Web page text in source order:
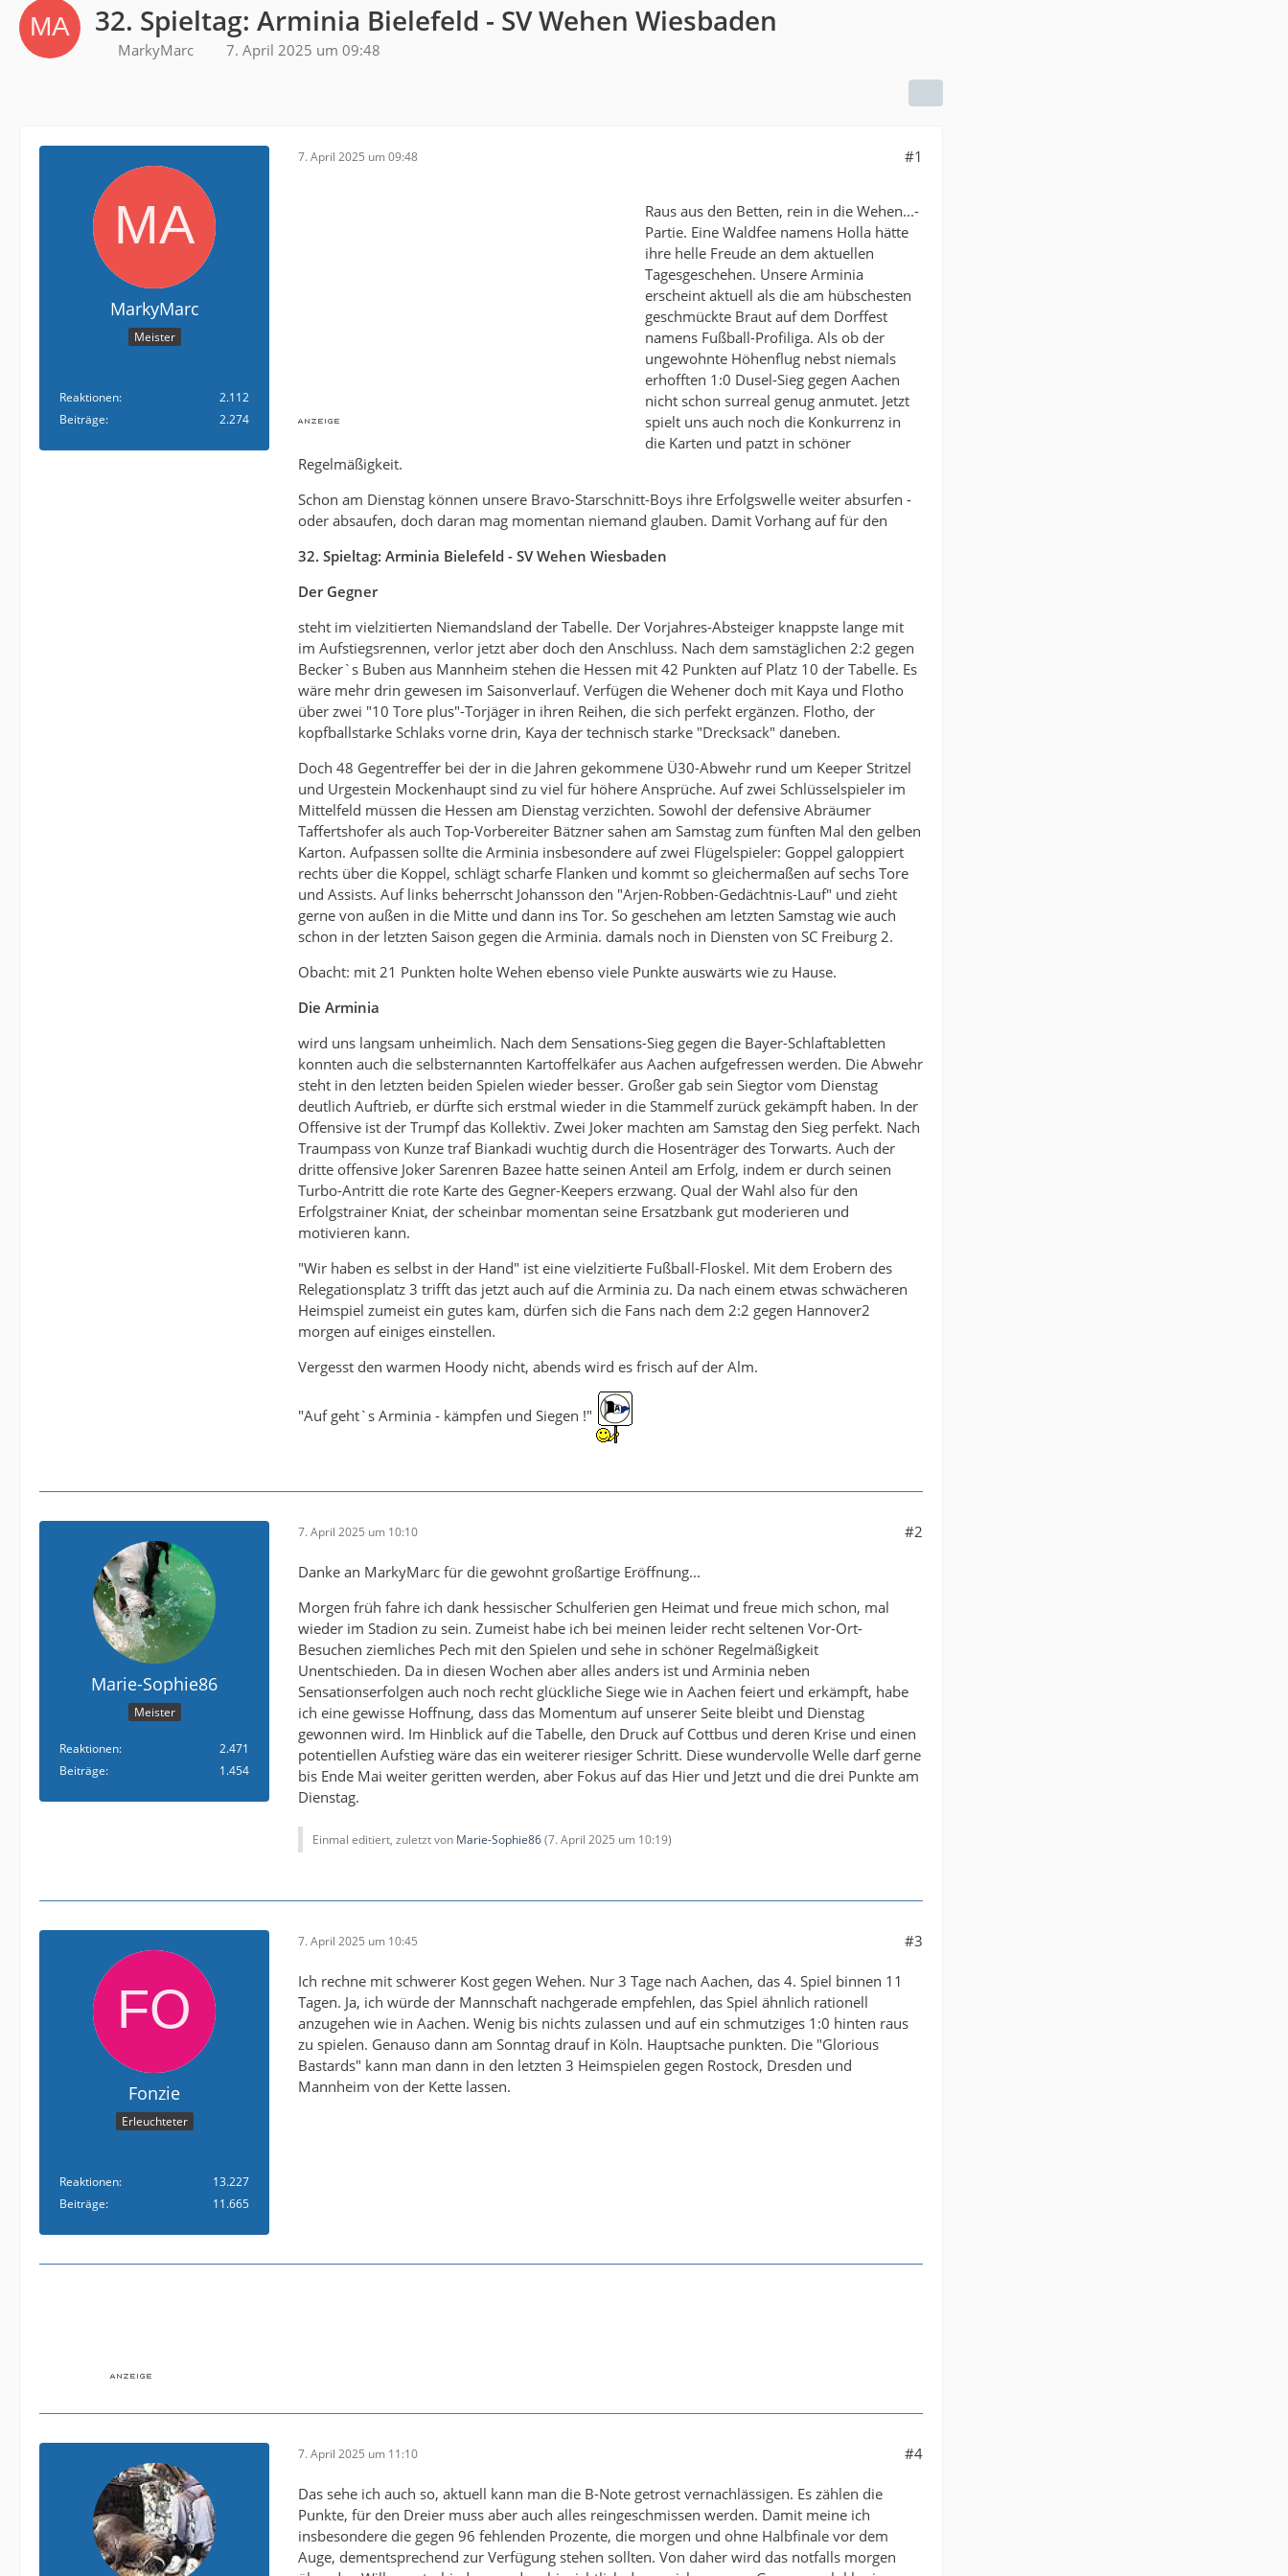
32. Spieltag: Arminia Bielefeld - SV Wehen Wiesbaden
MarkyMarc 7. April 2025 um 09:48
MarkyMarc
Meister
Reaktionen
2.112
Beiträge
2.274
7. April 2025 um 09:48 #1
Raus aus den Betten, rein in die Wehen...-
Partie. Eine Waldfee namens Holla hätte
ihre helle Freude an dem aktuellen
Tagesgeschehen. Unsere Arminia
erscheint aktuell als die am hübschesten
geschmückte Braut auf dem Dorffest
namens Fußball-Profiliga. Als ob der
ungewohnte Höhenflug nebst niemals
erhofften 1:0 Dusel-Sieg gegen Aachen
nicht schon surreal genug anmutet. Jetzt
spielt uns auch noch die Konkurrenz in
die Karten und patzt in schöner
Regelmäßigkeit.
Schon am Dienstag können unsere Bravo-Starschnitt-Boys ihre Erfolgswelle weiter absurfen -
oder absaufen, doch daran mag momentan niemand glauben. Damit Vorhang auf für den
32. Spieltag: Arminia Bielefeld - SV Wehen Wiesbaden
Der Gegner
steht im vielzitierten Niemandsland der Tabelle. Der Vorjahres-Absteiger knappste lange mit
im Aufstiegsrennen, verlor jetzt aber doch den Anschluss. Nach dem samstäglichen 2:2 gegen
Becker`s Buben aus Mannheim stehen die Hessen mit 42 Punkten auf Platz 10 der Tabelle. Es
wäre mehr drin gewesen im Saisonverlauf. Verfügen die Wehener doch mit Kaya und Flotho
über zwei "10 Tore plus"-Torjäger in ihren Reihen, die sich perfekt ergänzen. Flotho, der
kopfballstarke Schlaks vorne drin, Kaya der technisch starke "Drecksack" daneben.
Doch 48 Gegentreffer bei der in die Jahren gekommene Ü30-Abwehr rund um Keeper Stritzel
und Urgestein Mockenhaupt sind zu viel für höhere Ansprüche. Auf zwei Schlüsselspieler im
Mittelfeld müssen die Hessen am Dienstag verzichten. Sowohl der defensive Abräumer
Taffertshofer als auch Top-Vorbereiter Bätzner sahen am Samstag zum fünften Mal den gelben
Karton. Aufpassen sollte die Arminia insbesondere auf zwei Flügelspieler: Goppel galoppiert
rechts über die Koppel, schlägt scharfe Flanken und kommt so gleichermaßen auf sechs Tore
und Assists. Auf links beherrscht Johansson den "Arjen-Robben-Gedächtnis-Lauf" und zieht
gerne von außen in die Mitte und dann ins Tor. So geschehen am letzten Samstag wie auch
schon in der letzten Saison gegen die Arminia. damals noch in Diensten von SC Freiburg 2.
Obacht: mit 21 Punkten holte Wehen ebenso viele Punkte auswärts wie zu Hause.
Die Arminia
wird uns langsam unheimlich. Nach dem Sensations-Sieg gegen die Bayer-Schlaftabletten
konnten auch die selbsternannten Kartoffelkäfer aus Aachen aufgefressen werden. Die Abwehr
steht in den letzten beiden Spielen wieder besser. Großer gab sein Siegtor vom Dienstag
deutlich Auftrieb, er dürfte sich erstmal wieder in die Stammelf zurück gekämpft haben. In der
Offensive ist der Trumpf das Kollektiv. Zwei Joker machten am Samstag den Sieg perfekt. Nach
Traumpass von Kunze traf Biankadi wuchtig durch die Hosenträger des Torwarts. Auch der
dritte offensive Joker Sarenren Bazee hatte seinen Anteil am Erfolg, indem er durch seinen
Turbo-Antritt die rote Karte des Gegner-Keepers erzwang. Qual der Wahl also für den
Erfolgstrainer Kniat, der scheinbar momentan seine Ersatzbank gut moderieren und
motivieren kann.
"Wir haben es selbst in der Hand" ist eine vielzitierte Fußball-Floskel. Mit dem Erobern des
Relegationsplatz 3 trifft das jetzt auch auf die Arminia zu. Da nach einem etwas schwächeren
Heimspiel zumeist ein gutes kam, dürfen sich die Fans nach dem 2:2 gegen Hannover2
morgen auf einiges einstellen.
Vergesst den warmen Hoody nicht, abends wird es frisch auf der Alm.
"Auf geht`s Arminia - kämpfen und Siegen !"
Marie-Sophie86
Meister
Reaktionen
2.471
Beiträge
1.454
7. April 2025 um 10:10 #2
Danke an MarkyMarc für die gewohnt großartige Eröffnung...
Morgen früh fahre ich dank hessischer Schulferien gen Heimat und freue mich schon, mal
wieder im Stadion zu sein. Zumeist habe ich bei meinen leider recht seltenen Vor-Ort-
Besuchen ziemliches Pech mit den Spielen und sehe in schöner Regelmäßigkeit
Unentschieden. Da in diesen Wochen aber alles anders ist und Arminia neben
Sensationserfolgen auch noch recht glückliche Siege wie in Aachen feiert und erkämpft, habe
ich eine gewisse Hoffnung, dass das Momentum auf unserer Seite bleibt und Dienstag
gewonnen wird. Im Hinblick auf die Tabelle, den Druck auf Cottbus und deren Krise und einen
potentiellen Aufstieg wäre das ein weiterer riesiger Schritt. Diese wundervolle Welle darf gerne
bis Ende Mai weiter geritten werden, aber Fokus auf das Hier und Jetzt und die drei Punkte am
Dienstag.
Einmal editiert, zuletzt von Marie-Sophie86(7. April 2025 um 10:19)
Fonzie
Erleuchteter
Reaktionen
13.227
Beiträge
11.665
7. April 2025 um 10:45 #3
Ich rechne mit schwerer Kost gegen Wehen. Nur 3 Tage nach Aachen, das 4. Spiel binnen 11
Tagen. Ja, ich würde der Mannschaft nachgerade empfehlen, das Spiel ähnlich rationell
anzugehen wie in Aachen. Wenig bis nichts zulassen und auf ein schmutziges 1:0 hinten raus
zu spielen. Genauso dann am Sonntag drauf in Köln. Hauptsache punkten. Die "Glorious
Bastards" kann man dann in den letzten 3 Heimspielen gegen Rostock, Dresden und
Mannheim von der Kette lassen.
7. April 2025 um 11:10 #4
Das sehe ich auch so, aktuell kann man die B-Note getrost vernachlässigen. Es zählen die
Punkte, für den Dreier muss aber auch alles reingeschmissen werden. Damit meine ich
insbesondere die gegen 96 fehlenden Prozente, die morgen und ohne Halbfinale vor dem
Auge, dementsprechend zur Verfügung stehen sollten. Von daher wird das notfalls morgen